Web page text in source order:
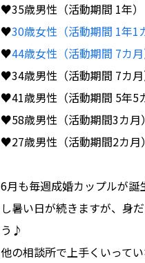
♥35歳男性（活動期間 1年）
♥30歳女性（活動期間 1年1
♥44歳女性（活動期間 7カ
♥34歳男性（活動期間 7カ月
♥41歳男性（活動期間 5年5
♥58歳男性（活動期間3カ月
♥27歳男性（活動期間2カ月
6月も毎週成婚カップルが誕
し暑い日が続きますが、身
う♪
他の相談所で上手くいって